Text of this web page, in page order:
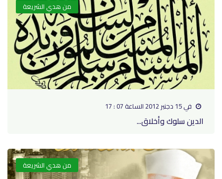
من هدي الشريعة
في 15 دجنبر 2012 الساعة 07 : 17
الدين سلوك وأخلاق...
من هدي الشريعة